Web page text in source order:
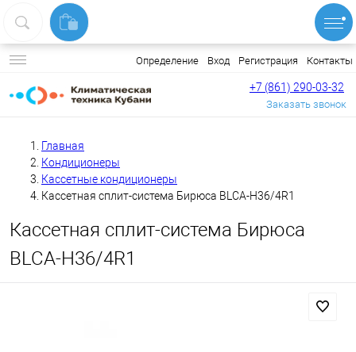
Определение Вход Регистрация Контакты
+7 (861) 290-03-32
Заказать звонок
Главная
Кондиционеры
Кассетные кондиционеры
Кассетная сплит-система Бирюса BLCA-H36/4R1
Кассетная сплит-система Бирюса
BLCA-H36/4R1